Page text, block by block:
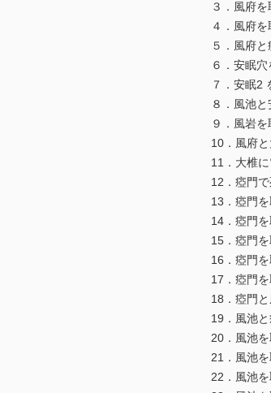
３．風府を
４．風府を
５．風府と瘂
６．安眠穴を
７．安眠2 を
８．風池と安
９．風岩を取
10．風府と
11．大椎に
12．瘂門で
13．瘂門を
14．瘂門を
15．瘂門を
16．瘂門を
17．瘂門を
18．瘂門と
19．風池と
20．風池を
21．風池を
22．風池を